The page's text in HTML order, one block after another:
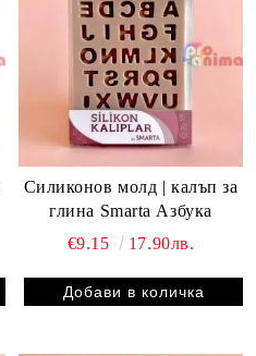
Силиконов молд | калъп за
глина Smarta Азбука
€9.15
17.90лв.